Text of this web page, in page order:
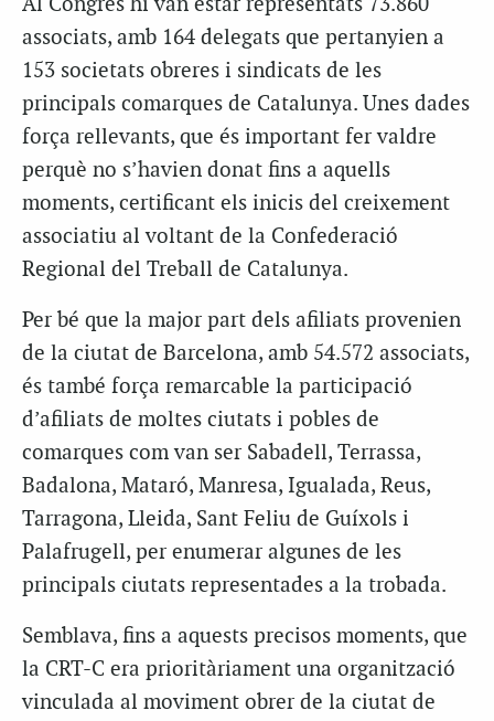
associats, amb 164 delegats que pertanyien a
153 societats obreres i sindicats de les
principals comarques de Catalunya. Unes dades
força rellevants, que és important fer valdre
perquè no s’havien donat fins a aquells
moments, certificant els inicis del creixement
associatiu al voltant de la Confederació
Regional del Treball de Catalunya.
Per bé que la major part dels afiliats provenien
de la ciutat de Barcelona, amb 54.572 associats,
és també força remarcable la participació
d’afiliats de moltes ciutats i pobles de
comarques com van ser Sabadell, Terrassa,
Badalona, Mataró, Manresa, Igualada, Reus,
Tarragona, Lleida, Sant Feliu de Guíxols i
Palafrugell, per enumerar algunes de les
principals ciutats representades a la trobada.
Semblava, fins a aquests precisos moments, que
la CRT-C era prioritàriament una organització
vinculada al moviment obrer de la ciutat de